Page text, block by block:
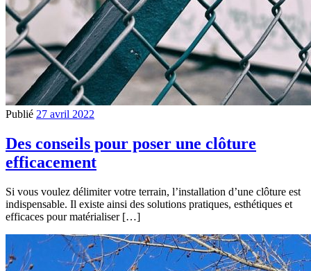
Publié 27 avril 2022
Des conseils pour poser une clôture
efficacement
Si vous voulez délimiter votre terrain, l’installation d’une clôture est
indispensable. Il existe ainsi des solutions pratiques, esthétiques et
efficaces pour matérialiser […]